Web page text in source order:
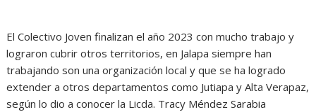
El Colectivo Joven finalizan el año 2023 con mucho trabajo y
lograron cubrir otros territorios, en Jalapa siempre han
trabajando son una organización local y que se ha logrado
extender a otros departamentos como Jutiapa y Alta Verapaz,
según lo dio a conocer la Licda. Tracy Méndez Sarabia